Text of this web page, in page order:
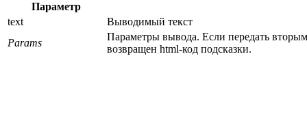
Параметр
text
Выводимый текст
Params
Параметры вывода. Если передать
возвращен html-код подсказки.